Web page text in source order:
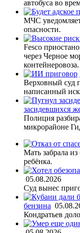
автобуса во
МЧС
опасности.
Fesco
через Черное
контейнеровоза.
Верховный суд
написанный
засидевшихся
Полиция
микрорайоне
Мать забрала
ребёнка.
05.08.2026
Суд вынес
бензина
Кондратьев